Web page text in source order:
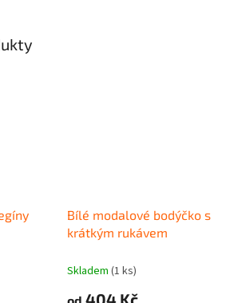
Bílé modalové bodýčko s
krátkým rukávem
Skladem (1 ks)
od 404 Kč